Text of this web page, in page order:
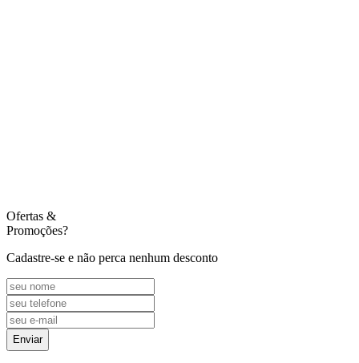
Ofertas &
Promoções?
Cadastre-se e não perca nenhum desconto
Enviar